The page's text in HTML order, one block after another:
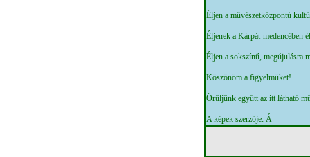
Éljen a művészetközpontú
Éljenek a Kárpát-medencében
Éljen a sokszínű, megújulásra
Köszönöm a figyelmüket!
Örüljünk együtt az itt látható
A képek szerzője: Á